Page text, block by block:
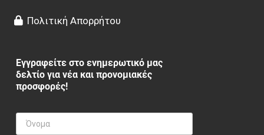
Πολιτική Απορρήτου
Εγγραφείτε στο ενημερωτικό μας
δελτίο για νέα και προνομιακές
προσφορές!